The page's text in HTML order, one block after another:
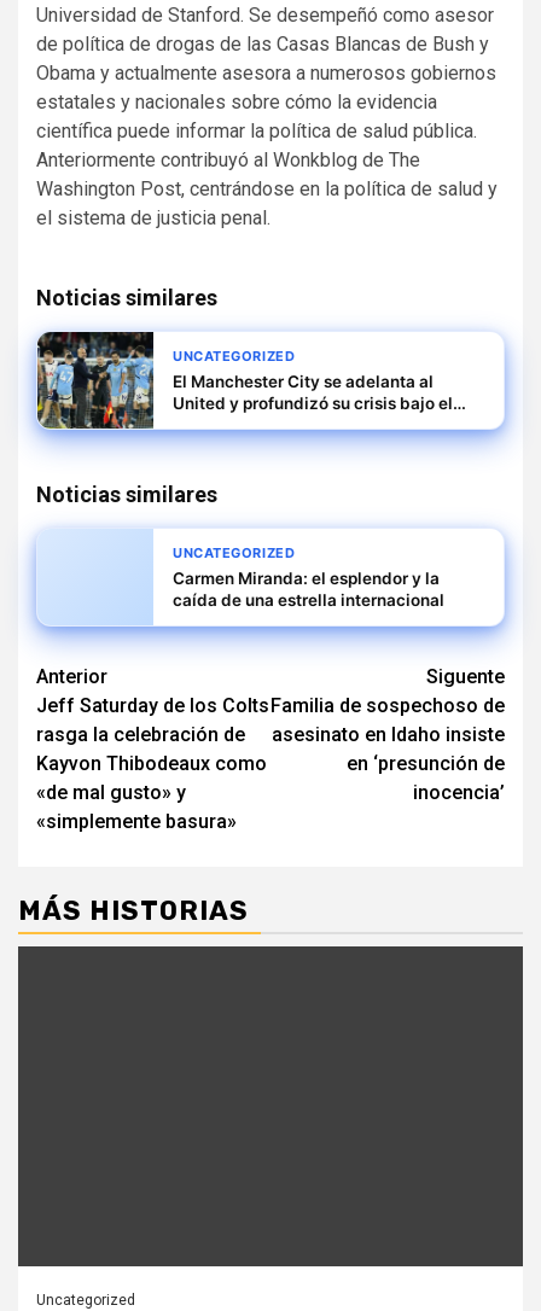
Universidad de Stanford. Se desempeñó como asesor
de política de drogas de las Casas Blancas de Bush y
Obama y actualmente asesora a numerosos gobiernos
estatales y nacionales sobre cómo la evidencia
científica puede informar la política de salud pública.
Anteriormente contribuyó al Wonkblog de The
Washington Post, centrándose en la política de salud y
el sistema de justicia penal.
Noticias similares
UNCATEGORIZED
El Manchester City se adelanta al
United y profundizó su crisis bajo el
mando de Guardiola
Noticias similares
UNCATEGORIZED
Carmen Miranda: el esplendor y la
caída de una estrella internacional
Navegación
de
entradas
Anterior
Jeff Saturday de los Colts
rasga la celebración de
Kayvon Thibodeaux como
«de mal gusto» y
«simplemente basura»
Siguente
Familia de sospechoso de
asesinato en Idaho insiste
en ‘presunción de
inocencia’
MÁS HISTORIAS
Uncategorized